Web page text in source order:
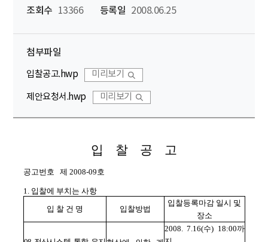
조회수 13366 등록일 2008.06.25
첨부파일
입찰공고.hwp 미리보기
제안요청서.hwp 미리보기
입 찰 공 고
공고번호 제 2008-09호
1. 입찰에 부치는 사항
입 찰 건 명
입찰방법
입찰등록마감 일시 및
장소
2008. 7.16(수) 18:00까